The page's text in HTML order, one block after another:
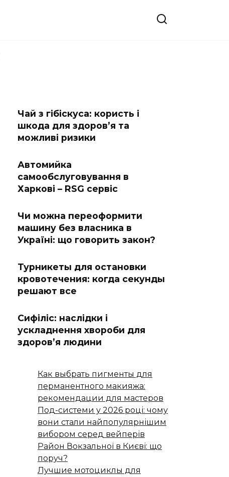
Чай з гібіскуса: користь і
шкода для здоров’я та
можливі ризики
Автомийка
самообслуговування в
Харкові – RSG сервіс
Чи можна переоформити
машину без власника в
Україні: що говорить закон?
Турникеты для остановки
кровотечения: когда секунды
решают все
Сифіліс: наслідки і
ускладнення хвороби для
здоров’я людини
Как выбрать пигменты для
перманентного макияжа:
рекомендации для мастеров
Под-системи у 2026 році: чому
вони стали найпопулярнішим
вибором серед вейперів
Район Вокзальної в Києві: що
поруч?
Лучшие мотоциклы для